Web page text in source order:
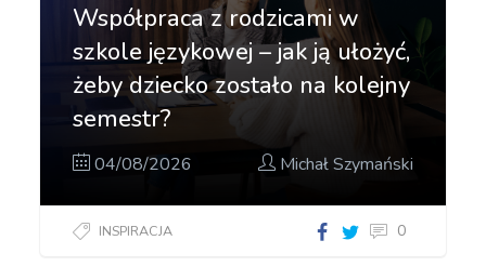
Współpraca z rodzicami w
szkole językowej – jak ją ułożyć,
żeby dziecko zostało na kolejny
semestr?
04/08/2026 Michał Szymański
INSPIRACJA 0